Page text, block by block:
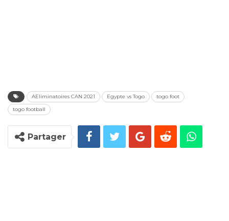
AEliminatoires CAN 2021 Egypte vs Togo
togo foot
togo football
Partager